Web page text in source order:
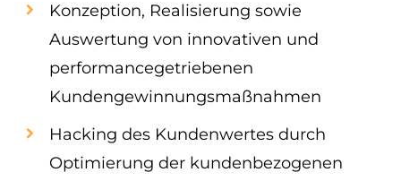
Konzeption, Realisierung sowie
Auswertung von innovativen und
performancegetriebenen
Kundengewinnungsmaßnahmen
Hacking des Kundenwertes durch
Optimierung der kundenbezogenen